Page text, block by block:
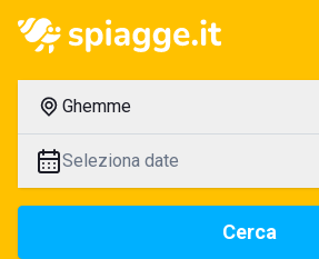
Ghemme
Seleziona date
Cerca